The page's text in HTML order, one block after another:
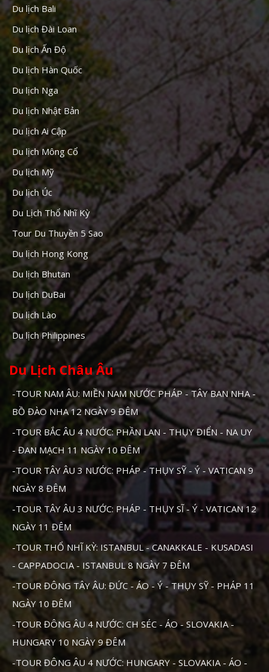
Du lịch Bali
Du lịch Đài Loan
Du lịch Ấn Độ
Du lịch Hàn Quốc
Du lịch Nga
Du lịch Nhật Bản
Du lịch Ai Cập
Du lịch Mông Cổ
Du lịch Mỹ
Du lịch Úc
Du Lịch Thổ Nhĩ Kỳ
Tour Du Thuyền 5 Sao
Du lịch Hong Kong
Du lịch Bhutan
Du lịch DuBai
Du lịch Lào
Du lịch Philippines
Du Lịch Châu Âu
-TOUR NAM ÂU: MIỀN NAM NƯỚC PHÁP - TÂY BAN NHA -
BỒ ĐÀO NHA 12 NGÀY 9 ĐÊM
-TOUR BẮC ÂU 4 NƯỚC: PHẦN LAN - THỤY ĐIỂN - NA UY
- ĐAN MẠCH 11 NGÀY 10 ĐÊM
-TOUR TÂY ÂU 3 NƯỚC: PHÁP - THỤY SỸ - Ý - VATICAN 9
NGÀY 8 ĐÊM
-TOUR TÂY ÂU 3 NƯỚC: PHÁP - THỤY SĨ - Ý - VATICAN 12
NGÀY 11 ĐÊM
-TOUR THỔ NHĨ KỲ: ISTANBUL - CANAKKALE - KUSADASI
- CAPPADOCIA - ISTANBUL 8 NGÀY 7 ĐÊM
-TOUR ĐÔNG TÂY ÂU: ĐỨC - ÁO - Ý - THỤY SỸ - PHÁP 11
NGÀY 10 ĐÊM
-TOUR ĐÔNG ÂU 4 NƯỚC: CH SÉC - ÁO - SLOVAKIA -
HUNGARY 10 NGÀY 9 ĐÊM
-TOUR ĐÔNG ÂU 4 NƯỚC: HUNGARY - SLOVAKIA - ÁO -